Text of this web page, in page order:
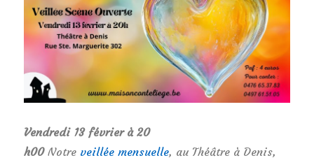
Vendredi 13 février à 20
h00Notre veillée mensuelle, au Théâtre à Denis,